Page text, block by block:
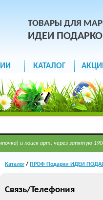
ТОВАРЫ ДЛЯ
ИДЕИ
КАТАЛОГ
и поиск арт. через запятую
Каталог/ ПРОФ Подарки ИДЕИ
Связь/Телефония